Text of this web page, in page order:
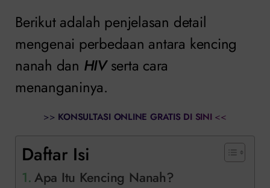
Berikut adalah penjelasan detail
mengenai perbedaan antara kencing
nanah dan HIVserta cara
menanganinya.
>> KONSULTASI ONLINE GRATIS DI SINI <<
Daftar Isi
Apa Itu Kencing Nanah?